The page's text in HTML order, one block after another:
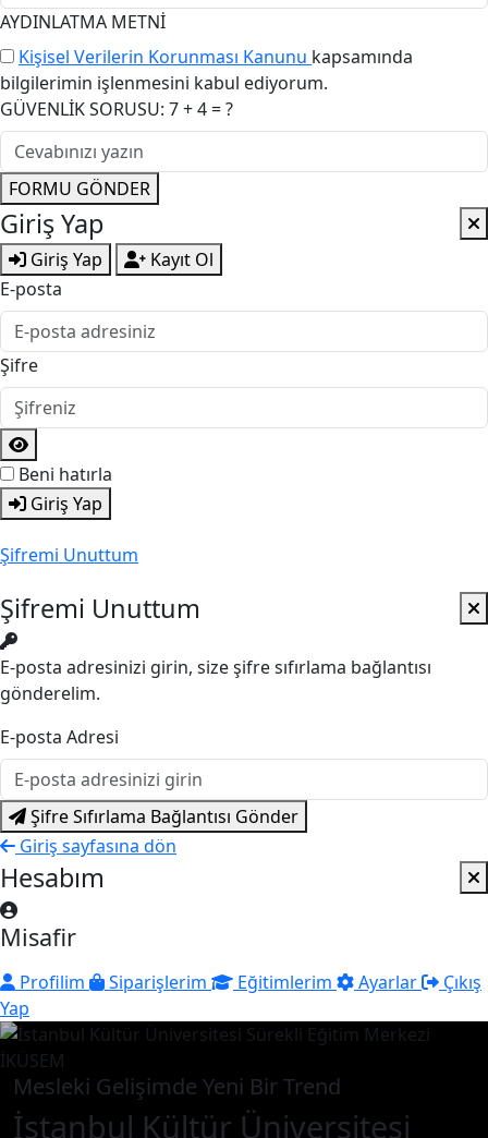
AYDINLATMA METNİ
Kişisel Verilerin Korunması Kanunu kapsamında
bilgilerimin işlenmesini kabul ediyorum.
GÜVENLİK SORUSU: 7 + 4 = ?
FORMU GÖNDER
Giriş Yap
Giriş Yap
Kayıt Ol
E-posta
Şifre
Beni hatırla
Giriş Yap
Şifremi Unuttum
Şifremi Unuttum
E-posta adresinizi girin, size şifre sıfırlama bağlantısı
gönderelim.
E-posta Adresi
Şifre Sıfırlama Bağlantısı Gönder
Giriş sayfasına dön
Hesabım
Misafir
Profilim Siparişlerim Eğitimlerim Ayarlar
Çıkış
Yap
Mesleki Gelişimde Yeni Bir Trend
İstanbul Kültür Üniversitesi